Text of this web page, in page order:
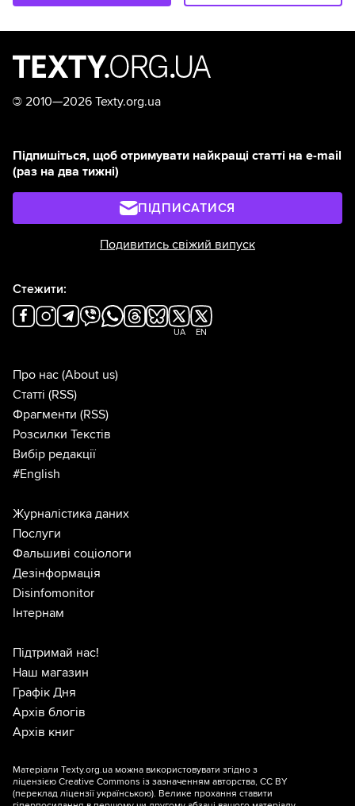
© 2010—2026 Texty.org.ua
Підпишіться, щоб отримувати найкращі статті на e-mail
(раз на два тижні)
ПІДПИСАТИСЯ
Подивитись свіжий випуск
Стежити:
UA EN
Про нас (About us)
Статті (RSS)
Фрагменти (RSS)
Розсилки Текстів
Вибір редакції
#English
Журналістика даних
Послуги
Фальшиві соціологи
Дезінформація
Disinfomonitor
Інтернам
Підтримай нас!
Наш магазин
Графік Дня
Архів блогів
Архів книг
Матеріали Texty.org.ua можна використовувати згідно з
ліцензією Creative Commons із зазначенням авторства, CC BY
(переклад ліцензії українською). Велике прохання ставити